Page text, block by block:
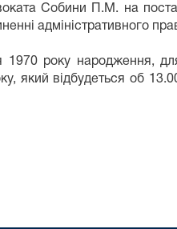
Собини П.М. на
адміністративного
року народження,
який відбудеться об